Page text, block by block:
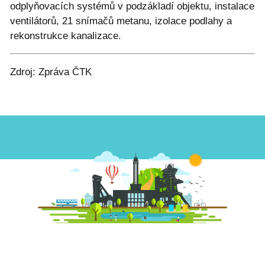
odplyňovacích systémů v podzákladí objektu, instalace
ventilátorů, 21 snímačů metanu, izolace podlahy a
rekonstrukce kanalizace.
Zdroj: Zpráva ČTK